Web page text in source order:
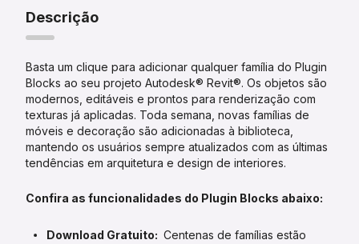
Descrição
Basta um clique para adicionar qualquer família do Plugin
Blocks ao seu projeto Autodesk® Revit®. Os objetos são
modernos, editáveis e prontos para renderização com
texturas já aplicadas. Toda semana, novas famílias de
móveis e decoração são adicionadas à biblioteca,
mantendo os usuários sempre atualizados com as últimas
tendências em arquitetura e design de interiores.
Confira as funcionalidades do Plugin Blocks abaixo:
Download Gratuito: Centenas de famílias estão